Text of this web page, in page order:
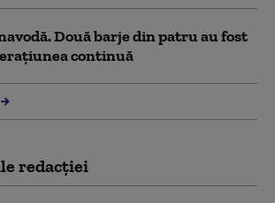
Două barje din patru au fost
continuă
redacţiei